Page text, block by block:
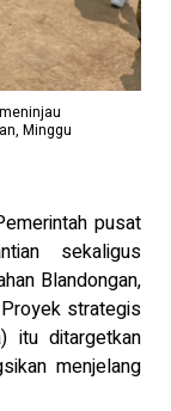
Minggu
pusat
sekaligus
Blandongan,
strategis
itu ditargetkan
menjelang